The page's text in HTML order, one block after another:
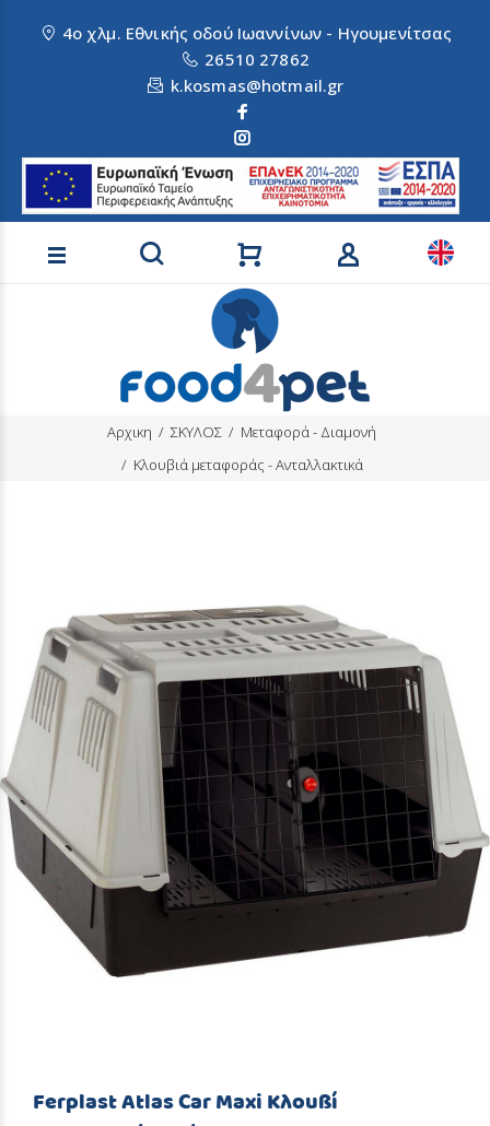
4ο χλμ. Εθνικής οδού Ιωαννίνων - Ηγουμενίτσας
26510 27862
k.kosmas@hotmail.gr
Αναζήτηση προϊόντων
Αρχικη ΣΚΥΛΟΣ
Μεταφορά - Διαμονή
Κλουβιά μεταφοράς - Ανταλλακτικά
Ferplast Atlas Car Maxi Κλουβί